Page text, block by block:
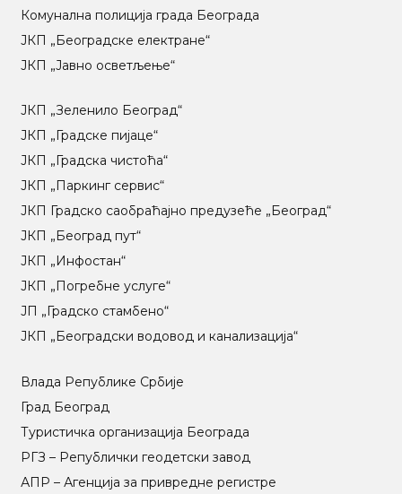
Комунална полиција града Београда
ЈКП „Београдске електране“
ЈКП „Јавно осветљење“
ЈКП „Зеленило Београд“
ЈКП „Градске пијаце“
ЈКП „Градска чистоћа“
ЈКП „Паркинг сервис“
ЈКП Градско саобраћајно предузеће „Београд“
ЈКП „Београд пут“
ЈКП „Инфостан“
ЈКП „Погребне услуге“
ЈП „Градско стамбено“
ЈКП „Београдски водовод и канализација“
Влада Републике Србије
Град Београд
Туристичка организација Београда
РГЗ – Републички геодетски завод
АПР – Агенција за привредне регистре